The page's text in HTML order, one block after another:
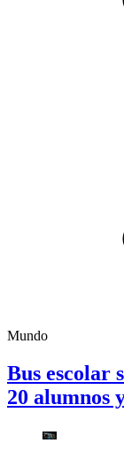
Mundo
Bus escolar
20 alumnos